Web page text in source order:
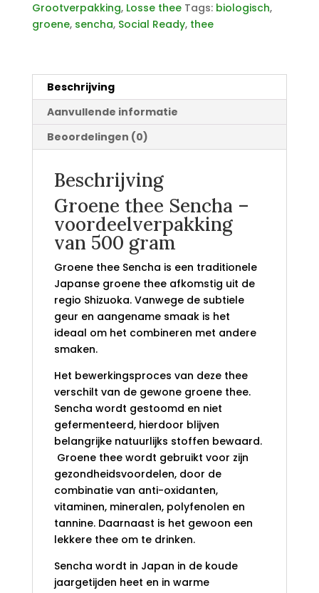
Grootverpakking, Losse thee Tags: biologisch,
groene, sencha, Social Ready, thee
Beschrijving
Aanvullende informatie
Beoordelingen (0)
Beschrijving
Groene thee Sencha –
voordeelverpakking
van 500 gram
Groene thee Sencha is een traditionele
Japanse groene thee afkomstig uit de
regio Shizuoka. Vanwege de subtiele
geur en aangename smaak is het
ideaal om het combineren met andere
smaken.
Het bewerkingsproces van deze thee
verschilt van de gewone groene thee.
Sencha wordt gestoomd en niet
gefermenteerd, hierdoor blijven
belangrijke natuurlijks stoffen bewaard.
Groene thee wordt gebruikt voor zijn
gezondheidsvoordelen, door de
combinatie van anti-oxidanten,
vitaminen, mineralen, polyfenolen en
tannine. Daarnaast is het gewoon een
lekkere thee om te drinken.
Sencha wordt in Japan in de koude
jaargetijden heet en in warme